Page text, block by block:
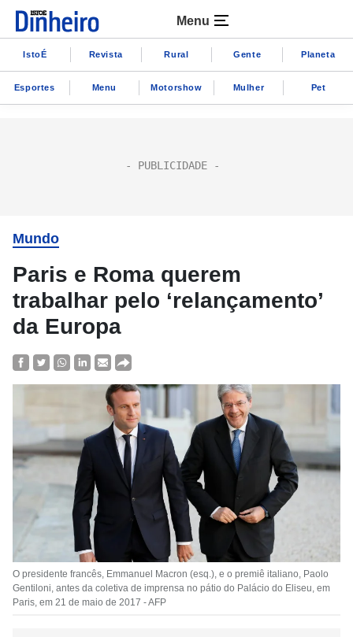
Menu
IstoÉ Revista Rural Gente Planeta
Esportes Menu Motorshow Mulher Pet
Mundo
Paris e Roma querem
trabalhar pelo ‘relançamento’
da Europa
O presidente francês, Emmanuel Macron (esq.), e o premiê italiano, Paolo
Gentiloni, antes da coletiva de imprensa no pátio do Palácio do Eliseu, em
Paris, em 21 de maio de 2017 - AFP